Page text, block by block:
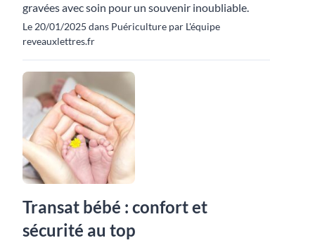
gravées avec soin pour un souvenir inoubliable.
Le 20/01/2025 dans Puériculture par L'équipe
reveauxlettres.fr
Transat bébé : confort et
sécurité au top